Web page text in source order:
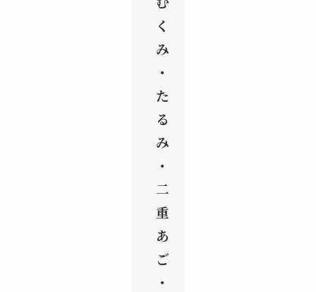
く
み
・
た
る
み
・
二
重
あ
ご
・